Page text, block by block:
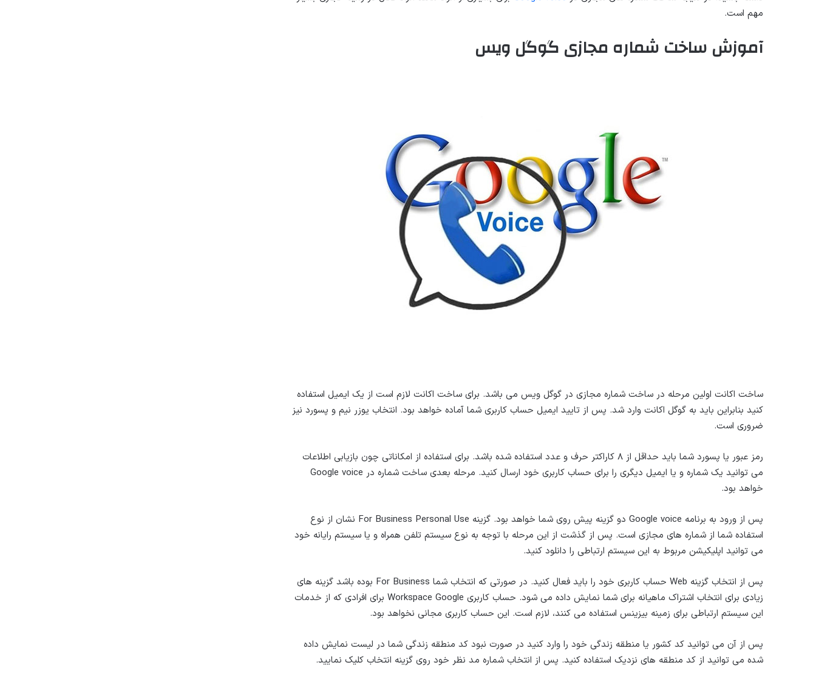
مهم است.
آموزش ساخت شماره مجازی گوگل ویس
ساخت اکانت اولین مرحله در ساخت شماره مجازی در گوگل ویس می باشد. برای ساخت اکانت لازم است از یک ایمیل استفاده
کنید بنابراین باید به گوگل اکانت وارد شد. پس از تایید ایمیل حساب کاربری شما آماده خواهد بود. انتخاب یوزر نیم و پسورد نیز
ضروری است.
رمز عبور یا پسورد شما باید حداقل از ۸ کاراکتر حرف و عدد استفاده شده باشد. برای استفاده از امکاناتی چون بازیابی اطلاعات
می توانید یک شماره و یا ایمیل دیگری را برای حساب کاربری خود ارسال کنید. مرحله بعدی ساخت شماره در Google voice
خواهد بود.
پس از ورود به برنامه Google voice دو گزینه پیش روی شما خواهد بود. گزینه For Business Personal Use نشان از نوع
استفاده شما از شماره های مجازی است. پس از گذشت از این مرحله با توجه به نوع سیستم تلفن همراه و یا سیستم رایانه خود
می توانید اپلیکیشن مربوط به این سیستم ارتباطی را دانلود کنید.
پس از انتخاب گزینه Web حساب کاربری خود را باید فعال کنید. در صورتی که انتخاب شما For Business بوده باشد گزینه های
زیادی برای انتخاب اشتراک ماهیانه برای شما نمایش داده می شود. حساب کاربری Workspace Google برای افرادی که از خدمات
این سیستم ارتباطی برای زمینه بیزینس استفاده می کنند، لازم است. این حساب کاربری مجانی نخواهد بود.
پس از آن می توانید کد کشور یا منطقه زندگی خود را وارد کنید در صورت نبود کد منطقه زندگی شما در لیست نمایش داده
شده می توانید از کد منطقه های نزدیک استفاده کنید. پس از انتخاب شماره مد نظر خود روی گزینه انتخاب کلیک نمایید.